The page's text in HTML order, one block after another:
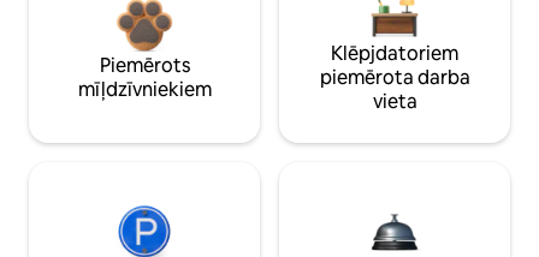
Piemērots
mīļdzīvniekiem
Klēpjdatoriem
piemērota darba
vieta